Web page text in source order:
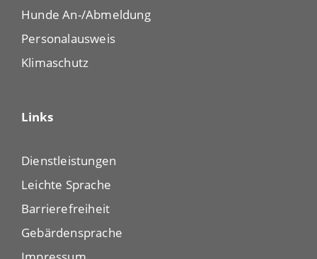
Hunde An-/Abmeldung
Personalausweis
Klimaschutz
Links
Dienstleistungen
Leichte Sprache
Barrierefreiheit
Gebärdensprache